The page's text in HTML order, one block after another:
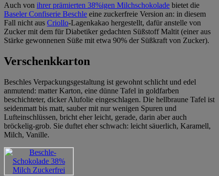
Auch von ihrer prämierten 38%igen Milchschokolade bietet die
Baseler Confiserie Beschle eine zuckerfreie Version an: in diesem
Fall nicht aus Criollo-Lagenkakao hergestellt, dafür anstelle von
Zucker mit dem für Diabetiker gedachten Süßstoff Maltit (einer aus
Stärke gewonnenen Süße mit etwa 90% der Süßkraft von Zucker).
Verschenkkarton
Beschles Verpackungsgestaltung ist gewohnt schlicht und edel
anmutend: matter Karton, eine dünne Tafel in goldfarben
beschichteter, dicker Alufolie eingeschlagen. Die hellbraune Tafel ist
seidenmatt bis matt, sauber mit nur wenigen Spuren und
Lufteinschlüssen, bricht eher leicht, gerade, darin aber auch
bröckelig-grob. Sie duftet eher schwach: leicht säuerlich, Karamell,
Milch, Vanille.